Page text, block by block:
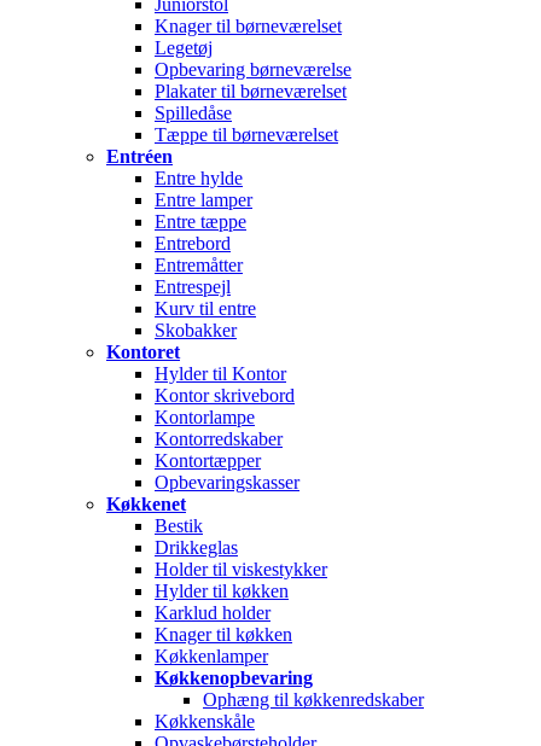
Juniorstol
Knager til børneværelset
Legetøj
Opbevaring børneværelse
Plakater til børneværelset
Spilledåse
Tæppe til børneværelset
Entréen
Entre hylde
Entre lamper
Entre tæppe
Entrebord
Entremåtter
Entrespejl
Kurv til entre
Skobakker
Kontoret
Hylder til Kontor
Kontor skrivebord
Kontorlampe
Kontorredskaber
Kontortæpper
Opbevaringskasser
Køkkenet
Bestik
Drikkeglas
Holder til viskestykker
Hylder til køkken
Karklud holder
Knager til køkken
Køkkenlamper
Køkkenopbevaring
Ophæng til køkkenredskaber
Køkkenskåle